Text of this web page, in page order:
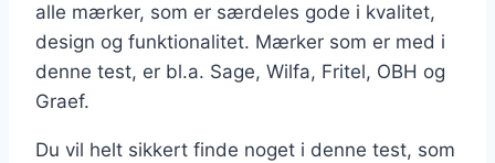
alle mærker, som er særdeles gode i kvalitet,
design og funktionalitet. Mærker som er med i
denne test, er bl.a. Sage, Wilfa, Fritel, OBH og
Graef.
Du vil helt sikkert finde noget i denne test, som